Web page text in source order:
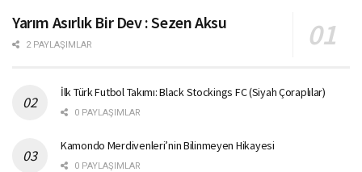
Yarım Asırlık Bir Dev : Sezen Aksu
2 PAYLAŞIMLAR
İlk Türk Futbol Takımı: Black Stockings FC (Siyah Çoraplılar)
0 PAYLAŞIMLAR
Kamondo Merdivenleri’nin Bilinmeyen Hikayesi
0 PAYLAŞIMLAR